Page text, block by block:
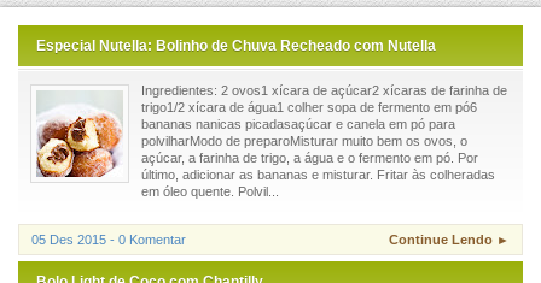
Especial Nutella: Bolinho de Chuva Recheado com Nutella
Ingredientes: 2 ovos1 xícara de açúcar2 xícaras de farinha de
trigo1/2 xícara de água1 colher sopa de fermento em pó6
bananas nanicas picadasaçúcar e canela em pó para
polvilharModo de preparoMisturar muito bem os ovos, o
açúcar, a farinha de trigo, a água e o fermento em pó. Por
último, adicionar as bananas e misturar. Fritar às colheradas
em óleo quente. Polvil...
05 Des 2015 - 0 Komentar Continue Lendo ►